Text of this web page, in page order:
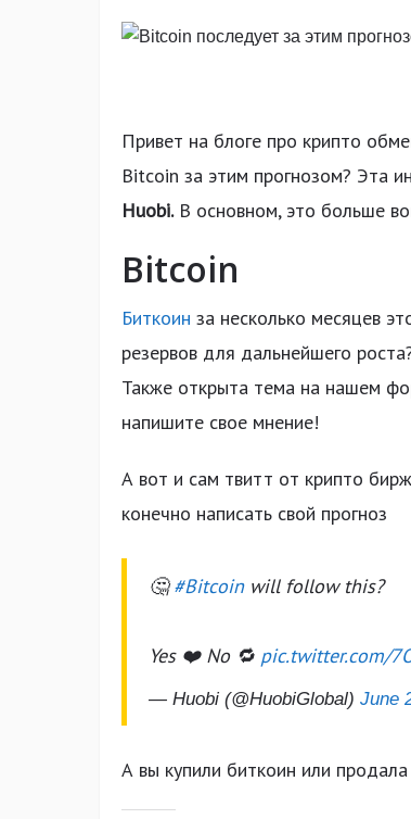
Привет на блоге про крипто
Bitcoin за этим прогнозом? Эта
Huobi.В основном, это больше
Bitcoin
Биткоин за несколько месяцев
резервов для дальнейшего
Также открыта тема на нашем
напишите свое мнение!
А вот и сам твитт от крипто
конечно написать свой прогноз
🤔#Bitcoinwill follow this?
Yes ❤️ No 🔁 pic.twitter.com/
— Huobi (@HuobiGlobal) June
А вы купили биткоин или